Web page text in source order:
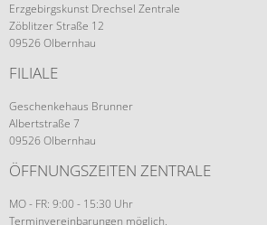
Erzgebirgskunst Drechsel Zentrale
Zöblitzer Straße 12
09526 Olbernhau
FILIALE
Geschenkehaus Brunner
Albertstraße 7
09526 Olbernhau
ÖFFNUNGSZEITEN ZENTRALE
MO - FR: 9:00 - 15:30 Uhr
Terminvereinbarungen möglich.